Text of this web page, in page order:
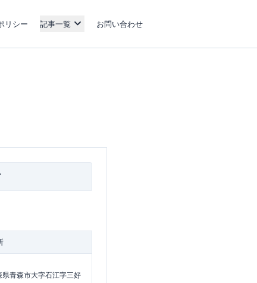
リシー 記事一覧 お問い合わせ
県青森市大字石江字三好